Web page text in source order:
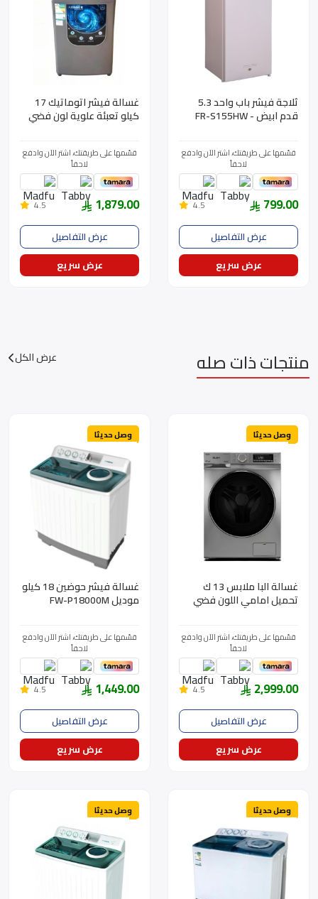
ثلاجة فيشر باب واحد 5.3
قدم ابيض - FR-S155HW
قسّمها على طريقتك، اشتر الآن وادفع
لاحقاً
799.00
4.5
عرض التفاصيل
عرض سريع
غسالة فيشر اتوماتيك 17
كيلو تعبئة علوية لون فضي
قسّمها على طريقتك، اشتر الآن وادفع
لاحقاً
1,879.00
4.5
عرض التفاصيل
عرض سريع
منتجات ذات صله عرض الكل
وصل حديثا
غسالة البا ملابس 13 ك
تحميل امامي اللون فضي
واي فاي انفرتر موديل ELBA
قسّمها على طريقتك، اشتر الآن وادفع
لاحقاً
2,999.00
4.5
عرض التفاصيل
عرض سريع
وصل حديثا
غسالة فيشر حوضين 18 كيلو
موديل FW-P18000M
قسّمها على طريقتك، اشتر الآن وادفع
لاحقاً
1,449.00
4.5
عرض التفاصيل
عرض سريع
وصل حديثا وصل حديثا